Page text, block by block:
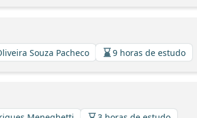
Souza Pacheco 9 horas de estudo